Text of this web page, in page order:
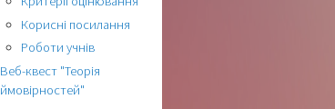
Корисні посилання
Роботи учнів
Веб-квест "Теорія
ймовірностей"